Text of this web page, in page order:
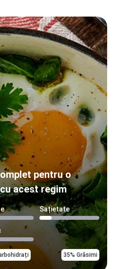
pentru o
acest regim
Sațietate
35% Grăsimi